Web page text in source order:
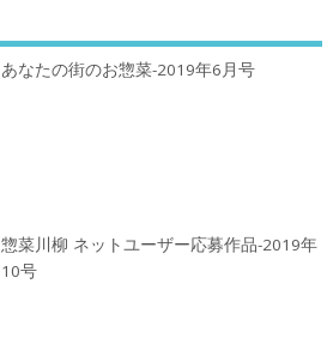
あなたの街のお惣菜-2019年6月号
惣菜川柳 ネットユーザー応募作品-2019年
10号